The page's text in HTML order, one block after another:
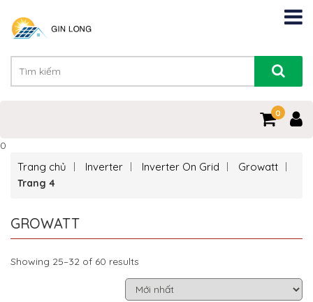
0
0
Trang chủ Inverter Inverter On Grid Growatt
Trang 4
GROWATT
Showing 25–32 of 60 results